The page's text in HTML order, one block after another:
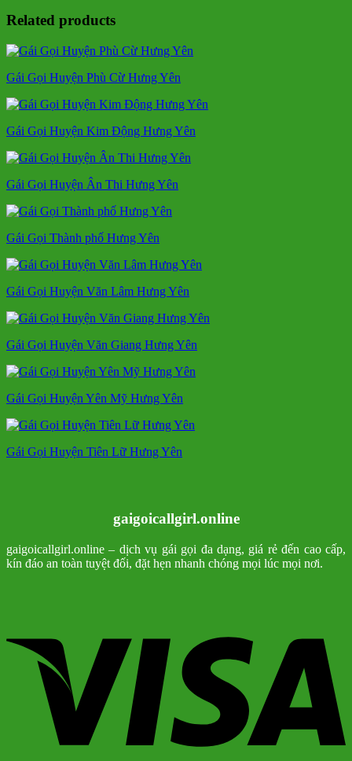
Related products
Gái Gọi Huyện Phù Cừ Hưng Yên
Gái Gọi Huyện Kim Động Hưng Yên
Gái Gọi Huyện Ân Thi Hưng Yên
Gái Gọi Thành phố Hưng Yên
Gái Gọi Huyện Văn Lâm Hưng Yên
Gái Gọi Huyện Văn Giang Hưng Yên
Gái Gọi Huyện Yên Mỹ Hưng Yên
Gái Gọi Huyện Tiên Lữ Hưng Yên
gaigoicallgirl.online
gaigoicallgirl.online – dịch vụ gái gọi đa dạng, giá rẻ đến cao cấp,
kín đáo an toàn tuyệt đối, đặt hẹn nhanh chóng mọi lúc mọi nơi.